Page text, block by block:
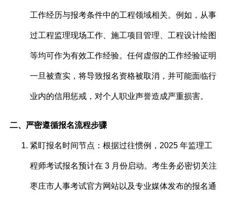
工作经历与报考条件中的工程领域相关。例如，从事
过工程监理现场工作、施工项目管理、工程设计绘图
等均可作为有效工作经验。任何虚假的工作经验证明
一旦被查实，将导致报名资格被取消，并可能面临行
业内的信用惩戒，对个人职业声誉造成严重损害。
二、严密遵循报名流程步骤
紧盯报名时间节点：根据过往惯例，2025 年监理工
程师考试报名预计在 3 月份启动。考生务必密切关注
枣庄市人事考试官方网站以及专业媒体发布的报名通